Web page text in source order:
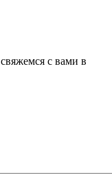
с вами в